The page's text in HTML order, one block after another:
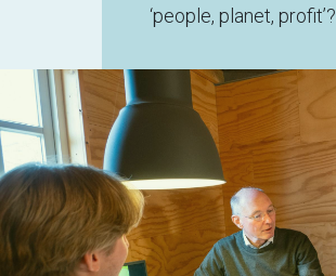
‘people, planet, profit’?